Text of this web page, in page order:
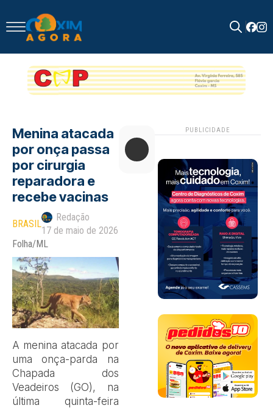
for:
Menina atacada
por onça passa
por cirurgia
reparadora e
recebe vacinas
BRASIL
Redação
17 de maio de 2026
Folha/ML
A menina atacada por
uma onça-parda na
Chapada dos
Veadeiros (GO), na
última quinta-feira
PUBLICIDADE